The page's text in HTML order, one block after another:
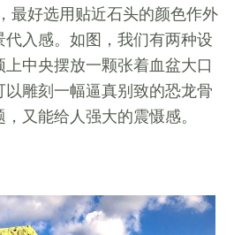
，最好选用贴近石头的颜色作外
入感。如图，我们有两种设
中央摆放一颗张着血盆大口
雕刻一幅逼真别致的恐龙骨
又能给人强大的震慑感。